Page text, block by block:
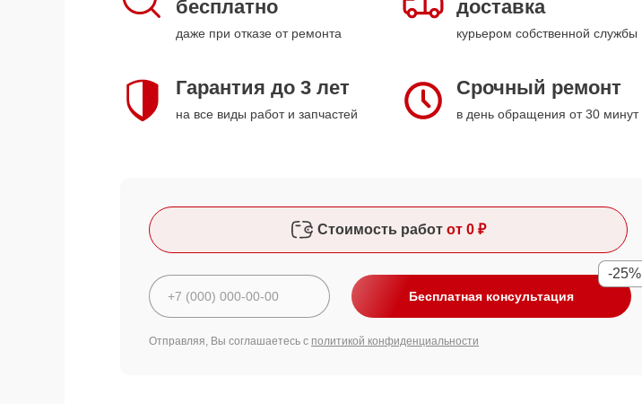
бесплатно
даже при отказе от ремонта
доставка
курьером собственной службы
Гарантия до 3 лет
на все виды работ и запчастей
Срочный ремонт
в день обращения от 30 минут
Стоимость работ от 0 ₽
Бесплатная консультация
-25%
Отправляя, Вы соглашаетесь с политикой конфиденциальности